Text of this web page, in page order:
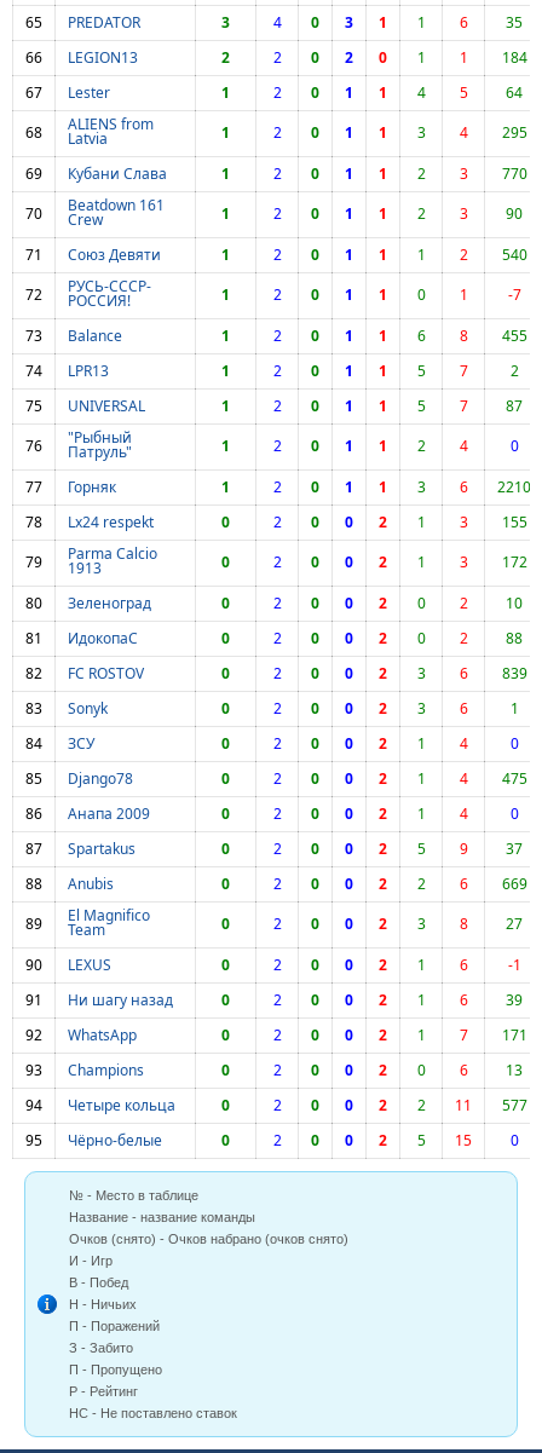
65
PREDATOR 3 4 0 3 1 1 6
35
66
LEGION13 2 2 0 2 0 1 1
184
67
Lester 1 2 0 1 1 4 5
64
68
ALIENS from
Latvia 1 2 0 1 1 3 4
295
69
Кубани Слава 1 2 0 1 1 2 3
770
70
Beatdown 161
Crew 1 2 0 1 1 2 3
90
71
Союз Девяти 1 2 0 1 1 1 2
540
72
РУСЬ-СССР-
РОССИЯ! 1 2 0 1 1 0 1
-7
73
Balance 1 2 0 1 1 6 8
455
74
LPR13 1 2 0 1 1 5 7
2
75
UNIVERSAL 1 2 0 1 1 5 7
87
76
"Рыбный
Патруль" 1 2 0 1 1 2 4
0
77
Горняк 1 2 0 1 1 3 6
2210
78
Lx24 respekt 0 2 0 0 2 1 3
155
79
Parma Calcio
1913 0 2 0 0 2 1 3
172
80
Зеленоград 0 2 0 0 2 0 2
10
81
ИдокопаС 0 2 0 0 2 0 2
88
82
FC ROSTOV 0 2 0 0 2 3 6
839
83
Sonyk 0 2 0 0 2 3 6
1
84
ЗСУ 0 2 0 0 2 1 4
0
85
Django78 0 2 0 0 2 1 4
475
86
Анапа 2009 0 2 0 0 2 1 4
0
87
Spartakus 0 2 0 0 2 5 9
37
88
Anubis 0 2 0 0 2 2 6
669
89
El Magnifico
Team 0 2 0 0 2 3 8
27
90
LEXUS 0 2 0 0 2 1 6
-1
91
Ни шагу назад 0 2 0 0 2 1 6
39
92
WhatsApp 0 2 0 0 2 1 7
171
93
Champions 0 2 0 0 2 0 6
13
94
Четыре кольца 0 2 0 0 2 2 11
577
95
Чёрно-белые 0 2 0 0 2 5 15 0
№ - Место в таблице
Название - название команды
Очков (снято) - Очков набрано (очков снято)
И - Игр
В - Побед
Н - Ничьих
П - Поражений
З - Забито
П - Пропущено
Р - Рейтинг
НС - Не поставлено ставок